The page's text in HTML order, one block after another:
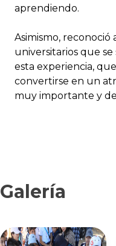
aprendiendo.
Asimismo,
universitarios que
esta experiencia,
convertirse en un
muy importante y
Galería